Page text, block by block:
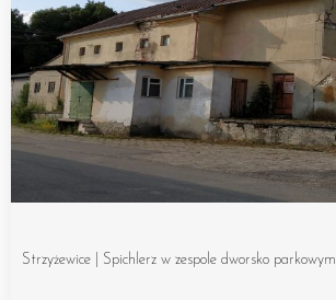
Strzyżewice | Spichlerz w zespole dworsko parkowym